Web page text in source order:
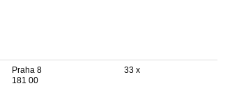
Praha 8
181 00
33 x